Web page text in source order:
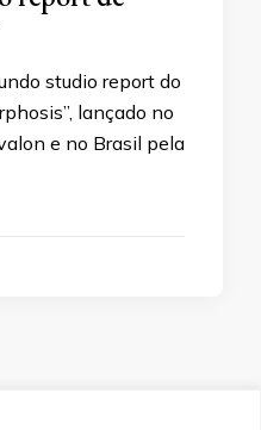
studio report do
lançado no
e no Brasil pela